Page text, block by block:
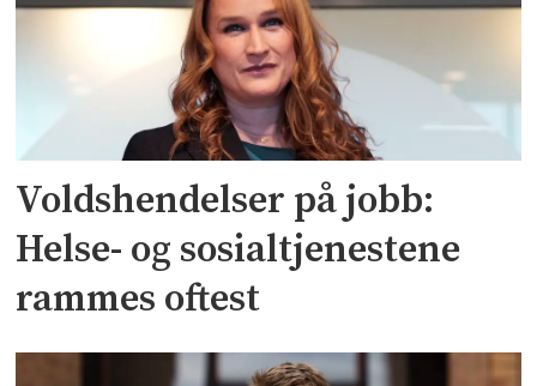
Voldshendelser på jobb:
Helse- og sosialtjenestene
rammes oftest